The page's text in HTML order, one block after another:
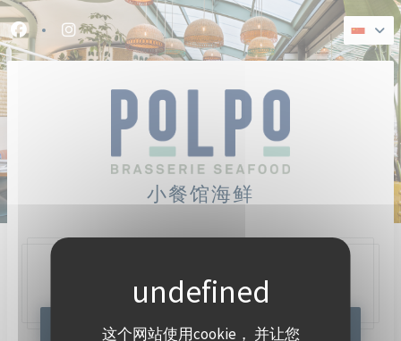
Cookie管理面板
这个网站使用cookie， 并让您
Facebook ((在新窗口中打开))
Instagram ((在新窗口中打开))
小餐馆海鲜
47, Quai Charles Pasqua,92300 Levallois-Perret
预订餐位